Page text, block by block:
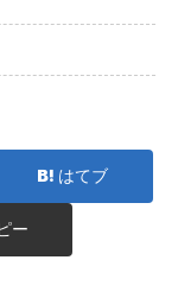
はてブ
ー